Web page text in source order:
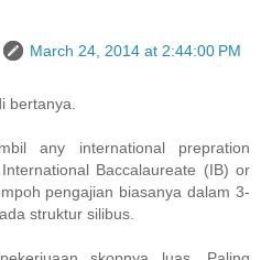
March 24, 2014 at 2:44:00 PM
bertanya.
any international prepration
Baccalaureate (IB) or
pengajian biasanya dalam 3-
struktur silibus.